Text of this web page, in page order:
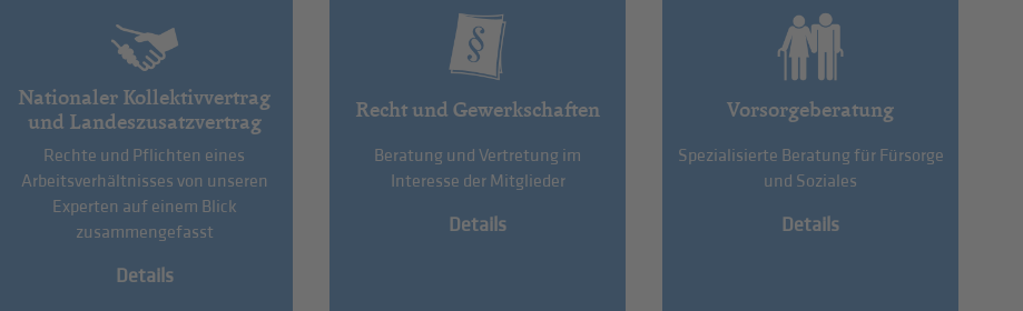
Nationaler Kollektivvertrag
und Landeszusatzvertrag
Rechte und Pflichten eines
Arbeitsverhältnisses von unseren
Experten auf einem Blick
zusammengefasst
Details
Recht und Gewerkschaften
Beratung und Vertretung im
Interesse der Mitglieder
Details
Vorsorgeberatung
Spezialisierte Beratung für Fürsorge
und Soziales
Details